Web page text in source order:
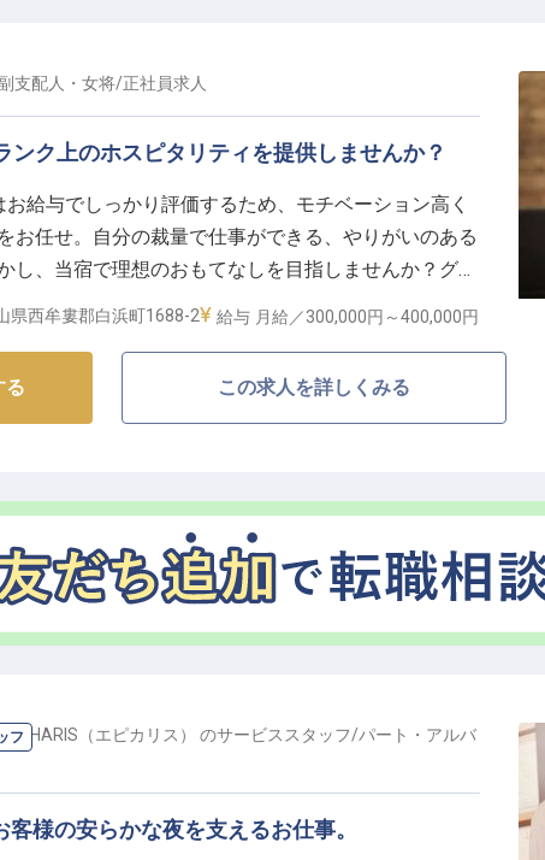
様の笑顔につながる職場】
キッチンでは、あなたの腕前と笑顔が直接喜びとなっ
制で働きやすく、月平均残業は10時間程度と無理なく
歩約7分と通勤にも便利。地元の新鮮な食材に触れな
る職場であなたの力を発揮してみませんか？
支配人・女将/正社員求人
ンク上のホスピタリティを提供しませんか？
給与でしっかり評価するため、モチベーション高く
お任せ。自分の裁量で仕事ができる、やりがいのある
し、当宿で理想のおもてなしを目指しませんか？グラ
3つの露天風呂を完備。日本三古湯の一つに数えら
県西牟婁郡白浜町1688-2 給与 月給／300,000円～400,000円
る この求人を詳しくみる
フ （エピカリス） のサービススタッフ/パート・アルバ
様の安らかな夜を支えるお仕事。